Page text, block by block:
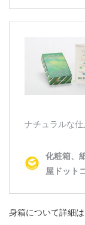
身箱について詳細